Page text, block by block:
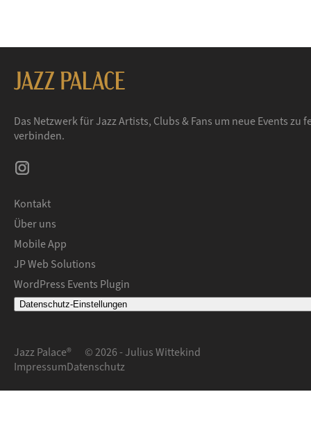
Das Netzwerk für Jazz Artists, Clubs & Fans um neue Events zu
verbinden.
Kontakt
Über uns
Mobile App
JP Web Solutions
WordPress Events Plugin
Datenschutz-Einstellungen
Jazz Palace®
© 2026 - Julius Wittekind
ImpressumDatenschutz